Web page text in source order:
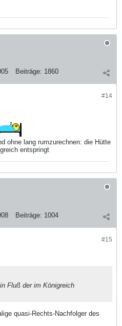
Beiträge: 1860
#14
ohne lang rumzurechnen: die Hütte
entspringt
Beiträge: 1004
#15
Fluß der im Königreich
quasi-Rechts-Nachfolger des